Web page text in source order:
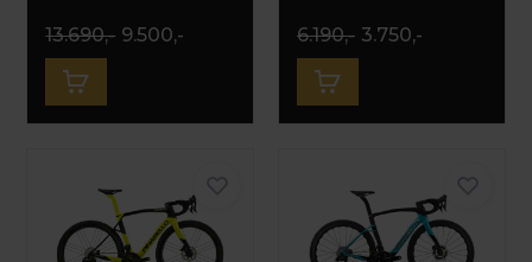
13.690,- 9.500,- 6.190,- 3.750,-